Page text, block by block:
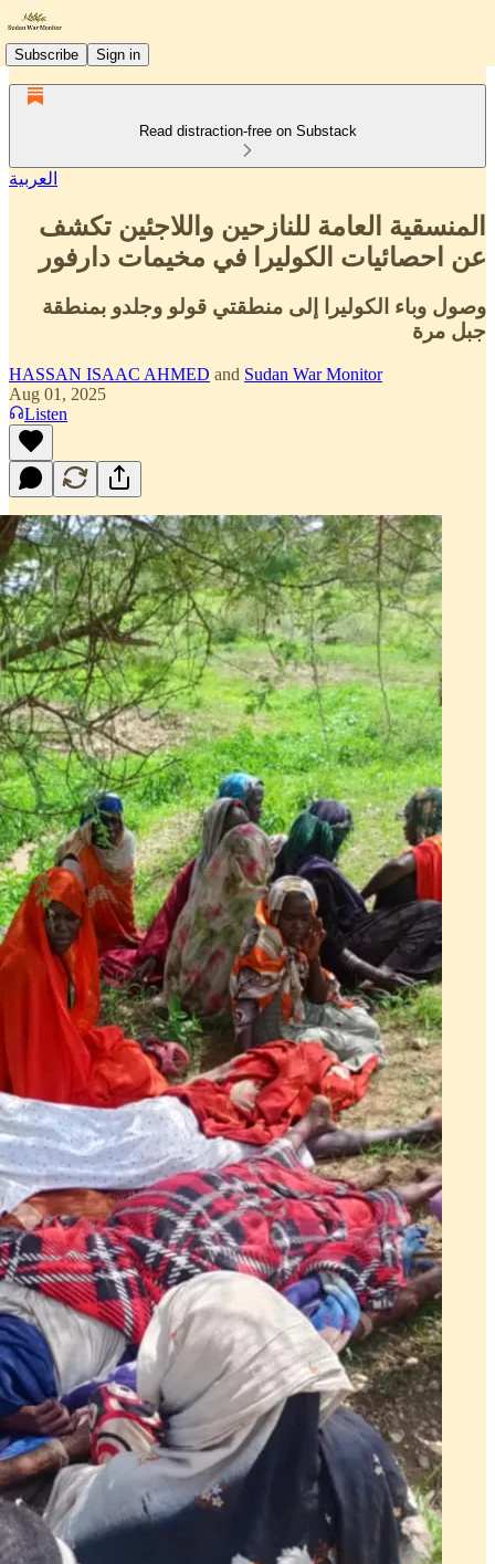
Subscribe Sign in
Read distraction-free on Substack
العربية
المنسقية العامة للنازحين واللاجئين تكشف
عن احصائيات الكوليرا في مخيمات دارفور
وصول وباء الكوليرا إلى منطقتي قولو وجلدو بمنطقة
جبل مرة
HASSAN ISAAC AHMED and Sudan War Monitor
Aug 01, 2025
Listen